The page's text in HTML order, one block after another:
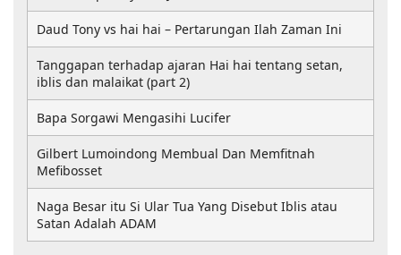
Daud Tony vs hai hai – Pertarungan Ilah Zaman Ini
Tanggapan terhadap ajaran Hai hai tentang setan,
iblis dan malaikat (part 2)
Bapa Sorgawi Mengasihi Lucifer
Gilbert Lumoindong Membual Dan Memfitnah
Mefibosset
Naga Besar itu Si Ular Tua Yang Disebut Iblis atau
Satan Adalah ADAM